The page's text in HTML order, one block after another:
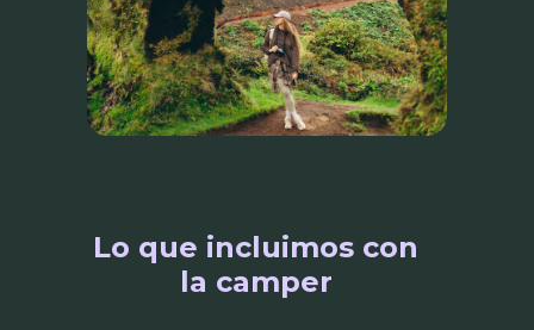
Lo que incluimos con
la camper